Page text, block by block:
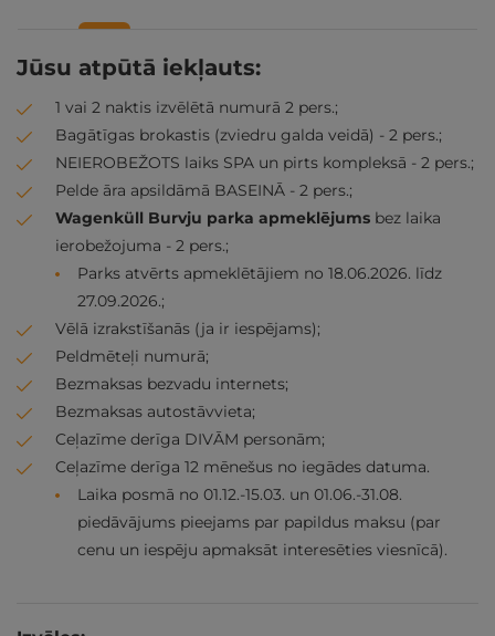
Jūsu atpūtā iekļauts:
1 vai 2 naktis izvēlētā numurā 2 pers.;
Bagātīgas brokastis (zviedru galda veidā) - 2 pers.;
NEIEROBEŽOTS laiks SPA un pirts kompleksā - 2 pers.;
Pelde āra apsildāmā BASEINĀ - 2 pers.;
Wagenküll Burvju parka apmeklējums bez laika
ierobežojuma - 2 pers.;
Parks atvērts apmeklētājiem no 18.06.2026. līdz
27.09.2026.;
Vēlā izrakstīšanās (ja ir iespējams);
Peldmēteļi numurā;
Bezmaksas bezvadu internets;
Bezmaksas autostāvvieta;
Ceļazīme derīga DIVĀM personām;
Ceļazīme derīga 12 mēnešus no iegādes datuma.
Laika posmā no 01.12.-15.03. un 01.06.-31.08.
piedāvājums pieejams par papildus maksu (par
cenu un iespēju apmaksāt interesēties viesnīcā).